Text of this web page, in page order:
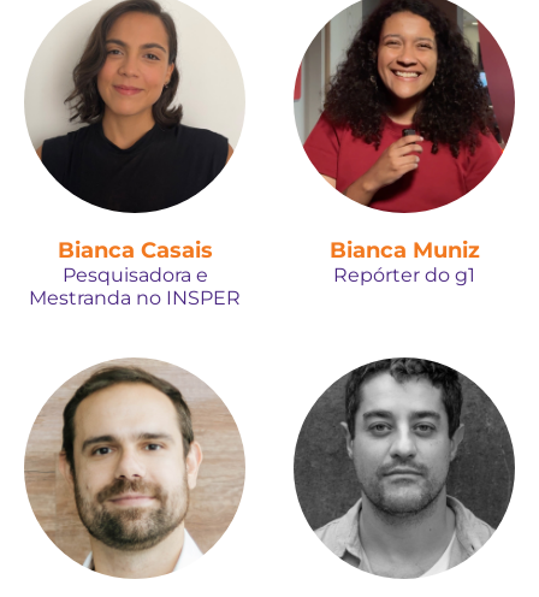
Bianca Casais
Pesquisadora e
Mestranda no INSPER
Bianca Muniz
Repórter do g1